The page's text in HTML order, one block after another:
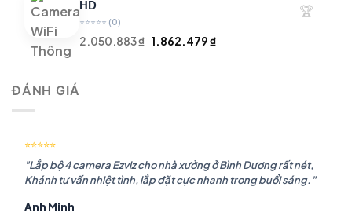
HD
⭐⭐⭐⭐⭐ (0)
2.050.883₫ Giá
1.862.479₫
🏆
ĐÁNH GIÁ
⭐⭐⭐⭐⭐
"Lắp bộ 4 camera Ezviz cho nhà xưởng ở Bình Dương rất nét,
Khánh tư vấn nhiệt tình, lắp đặt cực nhanh trong buổi sáng."
Anh Minh